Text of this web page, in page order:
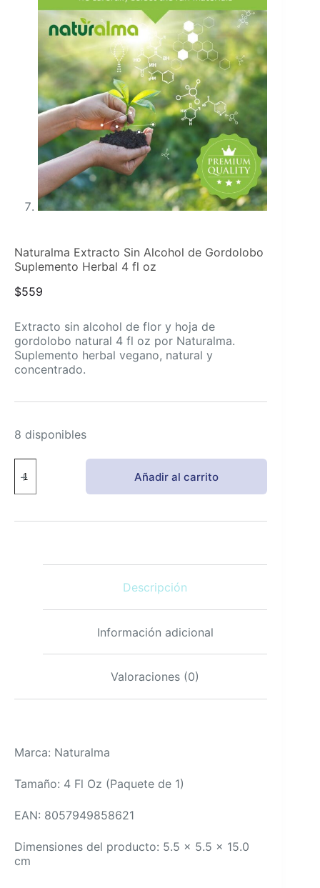
Naturalma Extracto Sin Alcohol de Gordolobo
Suplemento Herbal 4 fl oz
$559
Extracto sin alcohol de flor y hoja de
gordolobo natural 4 fl oz por Naturalma.
Suplemento herbal vegano, natural y
concentrado.
8 disponibles
Extracto
Sin
de
cantidad
Añadir al carrito
Descripción
Información adicional
Valoraciones (0)
Marca: Naturalma
Tamaño: 4 Fl Oz (Paquete de 1)
EAN: 8057949858621
Dimensiones del producto: 5.5 x 5.5 x 15.0
cm